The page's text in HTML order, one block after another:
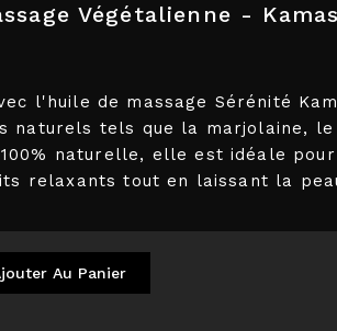
Végétalienne -
l'huile de massage Sérénité
naturels tels que la marjolaine,
naturelle, elle est idéale
relaxants tout en laissant la
Au Panier